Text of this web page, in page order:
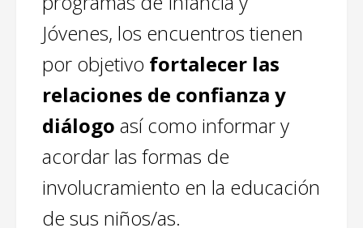
Jóvenes, los encuentros tienen
por objetivo fortalecer las
relaciones de confianza y
diálogo así como informar y
acordar las formas de
involucramiento en la educación
de sus niños/as.